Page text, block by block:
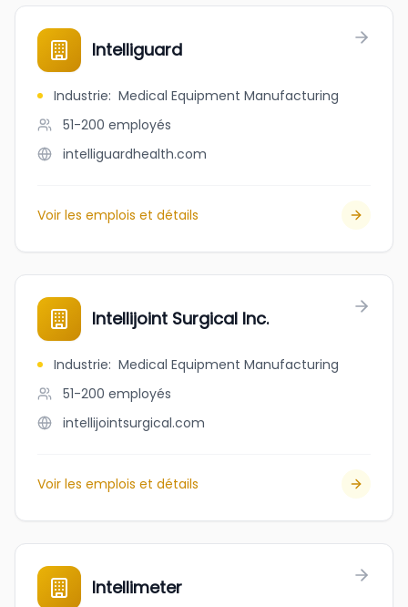
Intelliguard
Industrie: Medical Equipment Manufacturing
51-200 employés
intelliguardhealth.com
Voir les emplois et détails
Intellijoint Surgical Inc.
Industrie: Medical Equipment Manufacturing
51-200 employés
intellijointsurgical.com
Voir les emplois et détails
Intellimeter